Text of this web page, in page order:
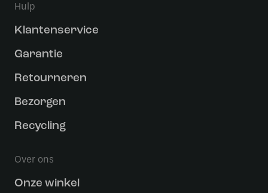
Hulp
Klantenservice
Garantie
Retourneren
Bezorgen
Recycling
Over ons
Onze winkel